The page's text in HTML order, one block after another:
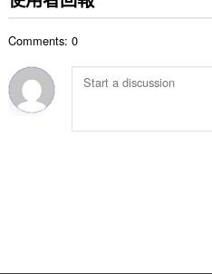
:
Comments: 0